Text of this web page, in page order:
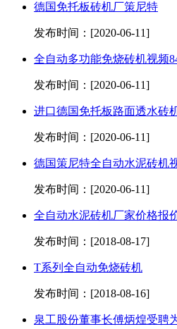
德国免托板砖机厂策尼特
发布时间：[2020-06-11]
全自动多功能免烧砖机视频
发布时间：[2020-06-11]
进口德国免托板路面透水砖
发布时间：[2020-06-11]
德国策尼特全自动水泥砖机
发布时间：[2020-06-11]
全自动水泥砖机厂家价格报
发布时间：[2018-08-17]
T系列全自动免烧砖机
发布时间：[2018-08-16]
泉工股份董事长傅炳煌受聘